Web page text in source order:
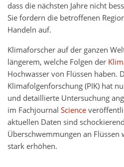
dass die nächsten Jahre nicht
Sie fordern die betroffenen
Handeln auf.
Klimaforscher auf der ganzen
längerem, welche Folgen der
Hochwasser von Flüssen haben.
Klimafolgenforschung (PIK) hat
und detaillierte Untersuchung
im Fachjournal Science
aktuellen Daten sind
Überschwemmungen an
stark erhöhen.